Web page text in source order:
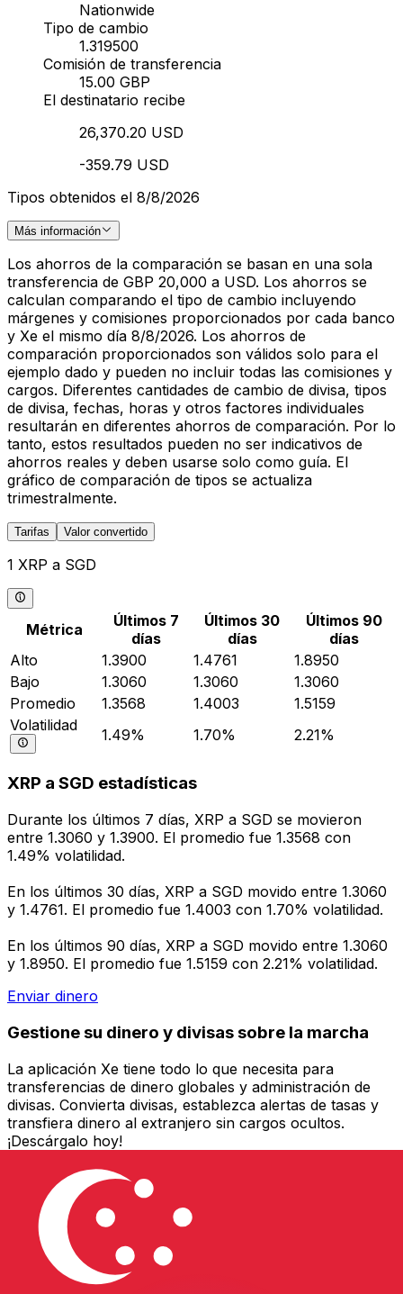
Nationwide
Tipo de cambio
1.319500
Comisión de transferencia
15.00 GBP
El destinatario recibe
26,370.20 USD
-359.79 USD
Tipos obtenidos el 8/8/2026
Más información
Los ahorros de la comparación se basan en una sola
transferencia de GBP 20,000 a USD. Los ahorros se
calculan comparando el tipo de cambio incluyendo
márgenes y comisiones proporcionados por cada banco
y Xe el mismo día 8/8/2026. Los ahorros de
comparación proporcionados son válidos solo para el
ejemplo dado y pueden no incluir todas las comisiones y
cargos. Diferentes cantidades de cambio de divisa, tipos
de divisa, fechas, horas y otros factores individuales
resultarán en diferentes ahorros de comparación. Por lo
tanto, estos resultados pueden no ser indicativos de
ahorros reales y deben usarse solo como guía. El
gráfico de comparación de tipos se actualiza
trimestralmente.
Tarifas Valor convertido
1 XRP a SGD
Métrica
Últimos 7
días
Últimos 30
días
Últimos 90
días
Alto
1.3900 1.4761
1.8950
Bajo
1.3060 1.3060
1.3060
Promedio
1.3568 1.4003
1.5159
Volatilidad
1.49% 1.70% 2.21%
XRP a SGD estadísticas
Durante los últimos 7 días, XRP a SGD se movieron
entre 1.3060 y 1.3900. El promedio fue 1.3568 con
1.49% volatilidad.
En los últimos 30 días, XRP a SGD movido entre 1.3060
y 1.4761. El promedio fue 1.4003 con 1.70% volatilidad.
En los últimos 90 días, XRP a SGD movido entre 1.3060
y 1.8950. El promedio fue 1.5159 con 2.21% volatilidad.
Enviar dinero
Gestione su dinero y divisas sobre la marcha
La aplicación Xe tiene todo lo que necesita para
transferencias de dinero globales y administración de
divisas. Convierta divisas, establezca alertas de tasas y
transfiera dinero al extranjero sin cargos ocultos.
¡Descárgalo hoy!